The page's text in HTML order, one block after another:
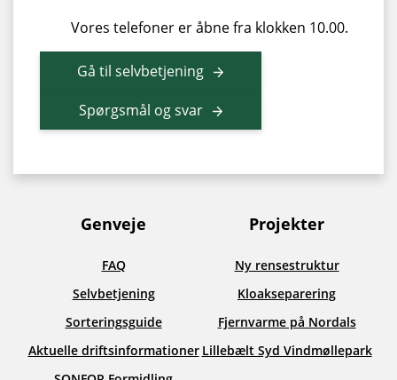
Vores telefoner er åbne fra klokken 10.00.
Gå til selvbetjening
Spørgsmål og svar
Genveje
FAQ
Selvbetjening
Sorteringsguide
Aktuelle driftsinformationer
Projekter
Ny rensestruktur
Kloakseparering
Fjernvarme på Nordals
Lillebælt Syd Vindmøllepark